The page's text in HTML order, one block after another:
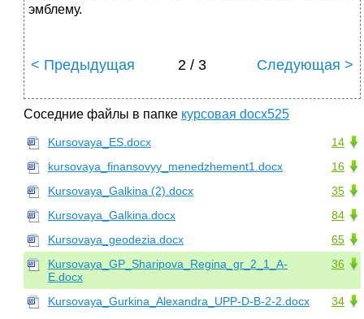
эмблему.
< Предыдущая 2 / 3 Следующая >
Соседние файлы в папке курсовая docx525
14
Kursovaya_ES.docx
16
kursovaya_finansovyy_menedzhement1.docx
35
Kursovaya_Galkina (2).docx
84
Kursovaya_Galkina.docx
65
Kursovaya_geodezia.docx
36
Kursovaya_GP_Sharipova_Regina_gr_2_1_A-
E.docx
34
Kursovaya_Gurkina_Alexandra_UPP-D-B-2-2.docx